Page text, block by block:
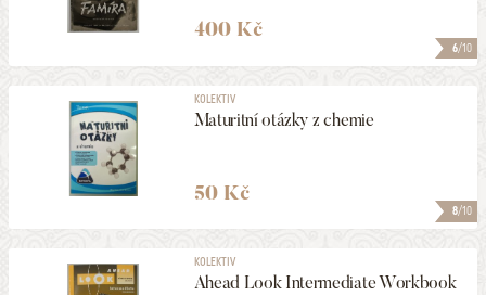
6/10
400 Kč
8/10
KOLEKTIV
Maturitní otázky z chemie
50 Kč
KOLEKTIV
Ahead Look Intermediate Workbook